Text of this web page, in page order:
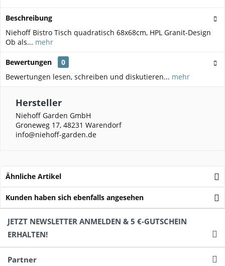
Beschreibung
Niehoff Bistro Tisch quadratisch 68x68cm, HPL Granit-Design
Ob als... mehr
Bewertungen
0
Bewertungen lesen, schreiben und diskutieren... mehr
Hersteller
Niehoff Garden GmbH
Groneweg 17, 48231 Warendorf
info@niehoff-garden.de
Ähnliche Artikel
Kunden haben sich ebenfalls angesehen
JETZT NEWSLETTER ANMELDEN & 5 €-GUTSCHEIN
ERHALTEN!
Partner